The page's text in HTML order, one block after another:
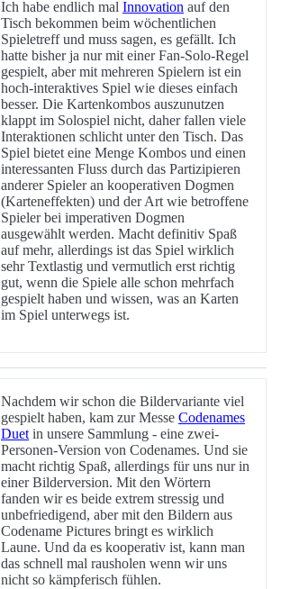
Ich habe endlich mal Innovation auf den
Tisch bekommen beim wöchentlichen
Spieletreff und muss sagen, es gefällt. Ich
hatte bisher ja nur mit einer Fan-Solo-Regel
gespielt, aber mit mehreren Spielern ist ein
hoch-interaktives Spiel wie dieses einfach
besser. Die Kartenkombos auszunutzen
klappt im Solospiel nicht, daher fallen viele
Interaktionen schlicht unter den Tisch. Das
Spiel bietet eine Menge Kombos und einen
interessanten Fluss durch das Partizipieren
anderer Spieler an kooperativen Dogmen
(Karteneffekten) und der Art wie betroffene
Spieler bei imperativen Dogmen
ausgewählt werden. Macht definitiv Spaß
auf mehr, allerdings ist das Spiel wirklich
sehr Textlastig und vermutlich erst richtig
gut, wenn die Spiele alle schon mehrfach
gespielt haben und wissen, was an Karten
im Spiel unterwegs ist.
Nachdem wir schon die Bildervariante viel
gespielt haben, kam zur Messe Codenames
Duet in unsere Sammlung - eine zwei-
Personen-Version von Codenames. Und sie
macht richtig Spaß, allerdings für uns nur in
einer Bilderversion. Mit den Wörtern
fanden wir es beide extrem stressig und
unbefriedigend, aber mit den Bildern aus
Codename Pictures bringt es wirklich
Laune. Und da es kooperativ ist, kann man
das schnell mal rausholen wenn wir uns
nicht so kämpferisch fühlen.